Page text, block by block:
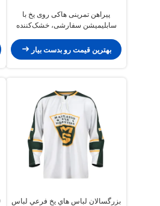
پیراهن تمرینی هاکی روی یخ با
سابلیمیشن سفارشی، خشک‌کننده
بهترین قیمت رو بدست بیار
بزرگسالان لباس هاي يخ فرعي لباس